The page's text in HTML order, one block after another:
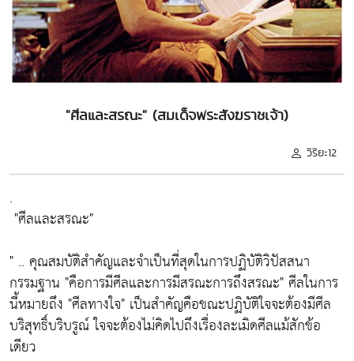
"ศีลและสรณะ" (สมเด็จพระสังฆราชเจ้า)
วิริยะ12
.
"ศีลและสรณะ"
" .. คุณสมบัติสำคัญและจำเป็นที่สุดในการปฏิบัติวิปัสสนา
กรรมฐาน "คือการมีศีลและการมีสรณะการถึงสรณะ"ศีลในการ
นี้หมายถึง "ศีลทางใจ" เป็นสำคัญคือขณะปฏิบัติใจจะต้องมีศีล
บริสุทธิ์บริบรูณ์ ใจจะต้องไม่คิดไปถึงเรื่องละเมิดศีลแม้สักข้อ
เดียว